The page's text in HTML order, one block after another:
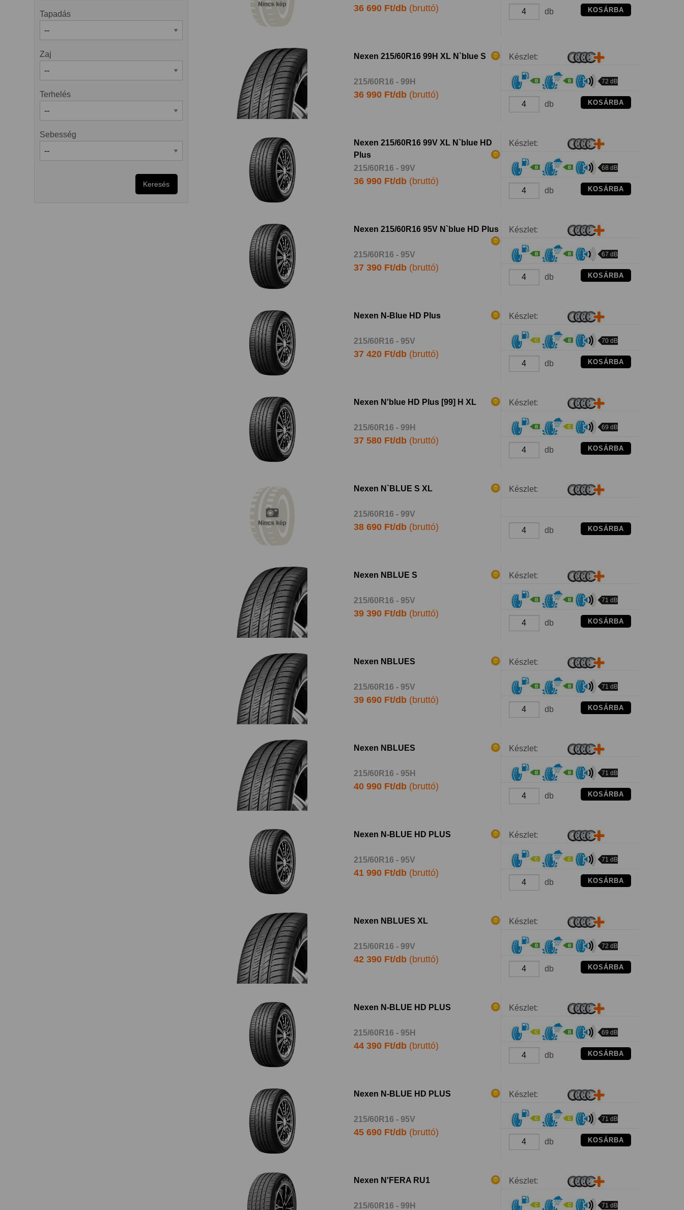
Tapadás
Zaj
Terhelés
Sebesség
Keresés
36 690 Ft/db(bruttó) db KOSÁRBA
Nexen 215/60R16 99H XL N`blue S
215/60R16 - 99H
36 990 Ft/db(bruttó)
Készlet:
72 dB
db KOSÁRBA
Nexen 215/60R16 99V XL N`blue HD
Plus
215/60R16 - 99V
36 990 Ft/db(bruttó)
Készlet:
68 dB
db KOSÁRBA
Nexen 215/60R16 95V N`blue HD Plus
215/60R16 - 95V
37 390 Ft/db(bruttó)
Készlet:
67 dB
db KOSÁRBA
Nexen N-Blue HD Plus
215/60R16 - 95V
37 420 Ft/db(bruttó)
Készlet:
70 dB
db KOSÁRBA
Nexen N'blue HD Plus [99] H XL
215/60R16 - 99H
37 580 Ft/db(bruttó)
Készlet:
69 dB
db KOSÁRBA
Nexen N`BLUE S XL
215/60R16 - 99V
38 690 Ft/db(bruttó)
Készlet:
db KOSÁRBA
Nexen NBLUE S
215/60R16 - 95V
39 390 Ft/db(bruttó)
Készlet:
71 dB
db KOSÁRBA
Nexen NBLUES
215/60R16 - 95V
39 690 Ft/db(bruttó)
Készlet:
71 dB
db KOSÁRBA
Nexen NBLUES
215/60R16 - 95H
40 990 Ft/db(bruttó)
Készlet:
71 dB
db KOSÁRBA
Nexen N-BLUE HD PLUS
215/60R16 - 95V
41 990 Ft/db(bruttó)
Készlet:
71 dB
db KOSÁRBA
Nexen NBLUES XL
215/60R16 - 99V
42 390 Ft/db(bruttó)
Készlet:
72 dB
db KOSÁRBA
Nexen N-BLUE HD PLUS
215/60R16 - 95H
44 390 Ft/db(bruttó)
Készlet:
69 dB
db KOSÁRBA
Nexen N-BLUE HD PLUS
215/60R16 - 95V
45 690 Ft/db(bruttó)
Készlet:
71 dB
db KOSÁRBA
Nexen N'FERA RU1
215/60R16 - 99H
Készlet:
71 dB